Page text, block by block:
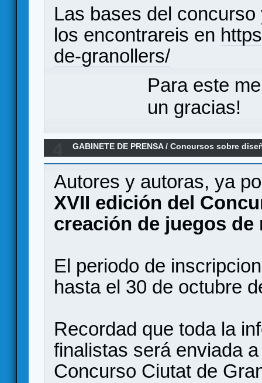
Las bases del
los encontrareis en
de-granollers/
Para este
un gracias!
GABINETE DE PRENSA/Concursos sobre
Autores y autoras, ya
XVII edición del
creación de juegos de
El periodo de
hasta el 30 de octubre
Recordad que toda la
finalistas será enviada
Concurso Ciutat de